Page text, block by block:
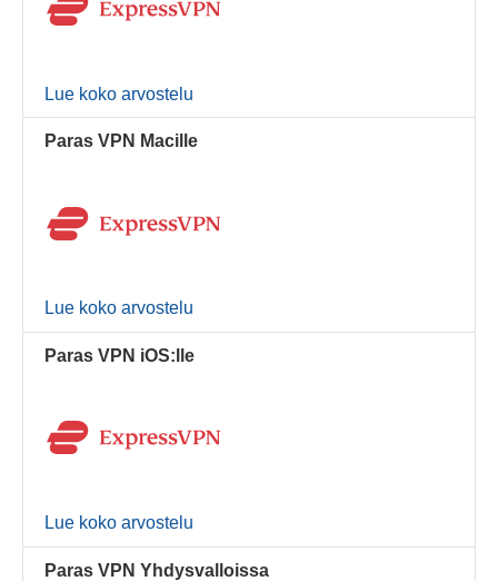
Lue koko arvostelu
Paras VPN Macille
Lue koko arvostelu
Paras VPN iOS:lle
Lue koko arvostelu
Paras VPN Yhdysvalloissa